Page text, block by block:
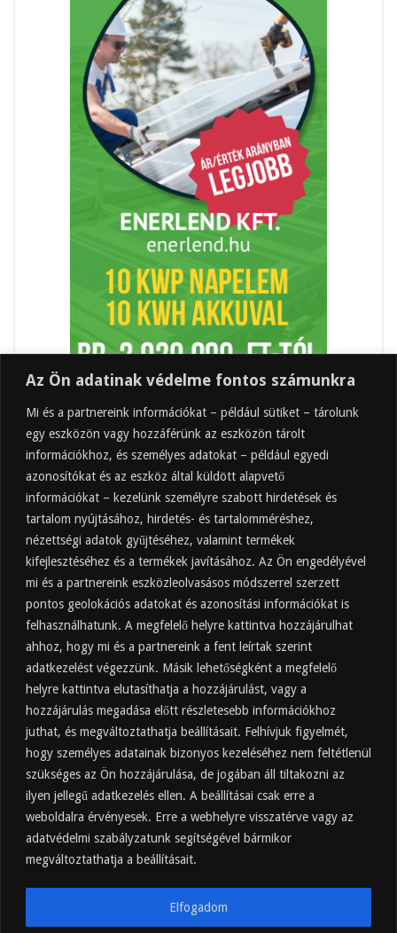
Az Ön adatinak védelme fontos számunkra
Mi és a partnereink információkat – például sütiket – tárolunk
egy eszközön vagy hozzáférünk az eszközön tárolt
információkhoz, és személyes adatokat – például egyedi
azonosítókat és az eszköz által küldött alapvető
információkat – kezelünk személyre szabott hirdetések és
tartalom nyújtásához, hirdetés- és tartalomméréshez,
nézettségi adatok gyűjtéséhez, valamint termékek
kifejlesztéséhez és a termékek javításához. Az Ön engedélyével
mi és a partnereink eszközleolvasásos módszerrel szerzett
pontos geolokációs adatokat és azonosítási információkat is
felhasználhatunk. A megfelelő helyre kattintva hozzájárulhat
ahhoz, hogy mi és a partnereink a fent leírtak szerint
adatkezelést végezzünk. Másik lehetőségként a megfelelő
helyre kattintva elutasíthatja a hozzájárulást, vagy a
hozzájárulás megadása előtt részletesebb információkhoz
juthat, és megváltoztathatja beállításait. Felhívjuk figyelmét,
hogy személyes adatainak bizonyos kezeléséhez nem feltétlenül
szükséges az Ön hozzájárulása, de jogában áll tiltakozni az
ilyen jellegű adatkezelés ellen. A beállításai csak erre a
weboldalra érvényesek. Erre a webhelyre visszatérve vagy az
adatvédelmi szabályzatunk segítségével bármikor
megváltoztathatja a beállításait.
Elfogadom
Felkapott
Almaecet mire jó? 21 gyakori felhasználási
terület
2025.10.31.
Almaecet fogyasztása: mikor, mennyit, mivel
hígítva?
2025.10.30.
Almaecet hatása a szervezetre –
Mit mond a kutatás?
2025.10.15.
Almaecet – Teljes útmutató:
hatások, felhasználás, kockázatok,
beszerzés
2025.10.14.
Ipari napelem cégeknek – esettanulmányok és
ajánlatkérés